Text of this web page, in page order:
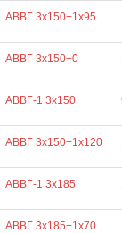
АВВГ 3х150+1х95
АВВГ 3х150+0
АВВГ-1 3х150
АВВГ 3х150+1х120
АВВГ-1 3х185
АВВГ 3х185+1х70